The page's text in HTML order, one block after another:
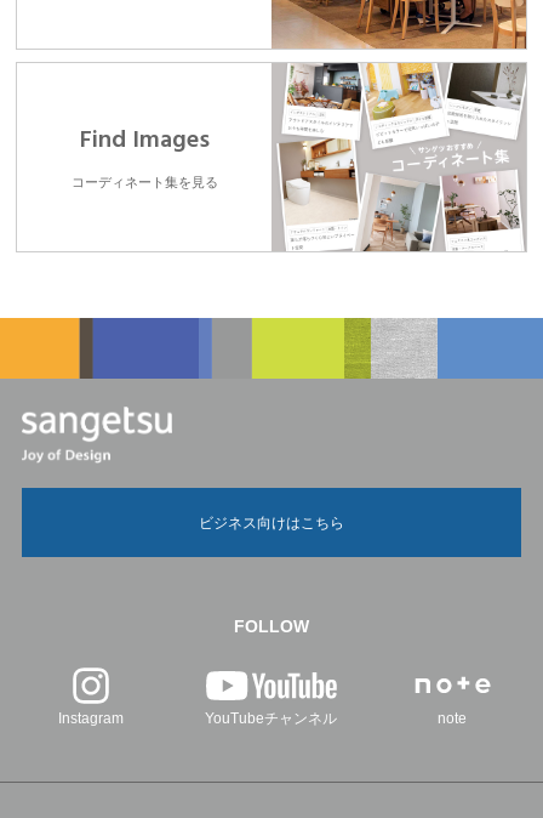
Find Images
コーディネート集を見る
ビジネス向けはこちら
FOLLOW
Instagram YouTubeチャンネル note